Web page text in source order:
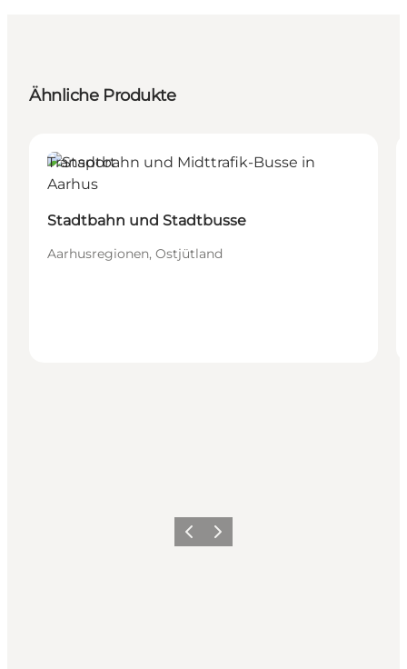
Ähnliche Produkte
Transport
Stadtbahn und Stadtbusse
Aarhusregionen, Ostjütland
ZurückWeiter